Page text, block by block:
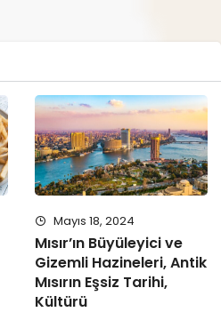
Mayıs 18, 2024
Mısır’ın Büyüleyici ve
Gizemli Hazineleri, Antik
Mısırın Eşsiz Tarihi,
Kültürü